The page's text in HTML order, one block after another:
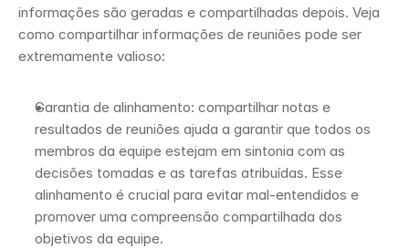
informações são geradas e compartilhadas depois. Veja
como compartilhar informações de reuniões pode ser
extremamente valioso:
Garantia de alinhamento: compartilhar notas e
resultados de reuniões ajuda a garantir que todos os
membros da equipe estejam em sintonia com as
decisões tomadas e as tarefas atribuídas. Esse
alinhamento é crucial para evitar mal-entendidos e
promover uma compreensão compartilhada dos
objetivos da equipe.